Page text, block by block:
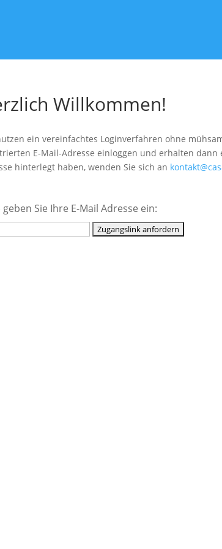
Willkommen!
ein vereinfachtes Loginverfahren ohne
E-Mail-Adresse einloggen und erhalten dann
hinterlegt haben, wenden Sie sich an
Sie Ihre E-Mail Adresse ein: